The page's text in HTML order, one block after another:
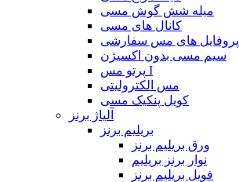
میله شش گوش مسی
کانال های مسی
پروفایل های مس سفارشی
سیم مسی بدون اکسیژن
پرتو مس I
مس الکترولیتی
کویل پنکیک مسی
آلیاژ برنز
بریلیم برنز
ورق بریلیم برنز
نوار برنز بریلیم
فویل بریلیم برنز